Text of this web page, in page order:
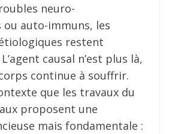
neuro-
auto-immuns, les
restent
causal n’est plus là,
continue à souffrir.
que les travaux du
proposent une
mais fondamentale :